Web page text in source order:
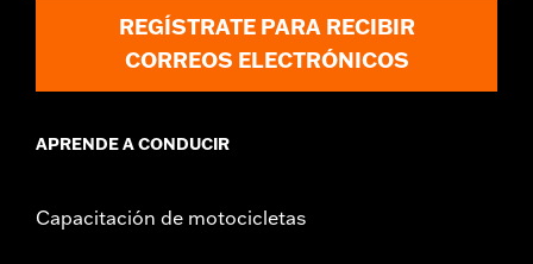
REGÍSTRATE PARA RECIBIR
CORREOS ELECTRÓNICOS
APRENDE A CONDUCIR
Capacitación de motocicletas